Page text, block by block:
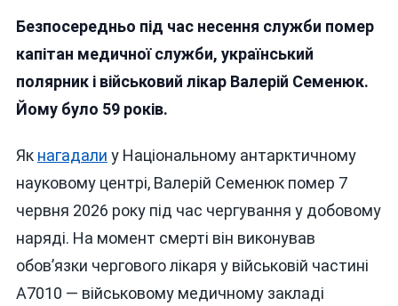
Військовий
Лікар
Полярник
Валерій
Він
Зимував
В
Антарктиді
Служив
У
Безпосередньо під час несення служби помер
капітан медичної служби, український
полярник і військовий лікар Валерій Семенюк.
Йому було 59 років.
Як нагадали у Національному антарктичному
науковому центрі, Валерій Семенюк помер 7
червня 2026 року під час чергування у добовому
наряді. На момент смерті він виконував
обов’язки чергового лікаря у військовій частині
А7010 — військовому медичному закладі